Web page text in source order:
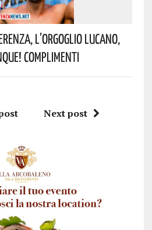
L’orgoglio Lucano,
Complimenti
Next post